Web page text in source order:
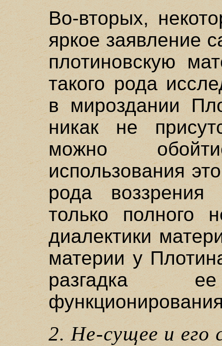
Во-вторых,
яркое заявление
плотиновскую
такого рода
в мироздании
никак не
можно
использования
рода воззрения
только полного
диалектики
материи у
разгадка ее
2. Не-сущее и его